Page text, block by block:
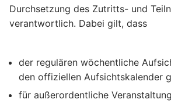
Durchsetzung des Zutritts- und
verantwortlich. Dabei gilt, dass
der regulären wöchentliche
den offiziellen Aufsichtskalender
für außerordentliche